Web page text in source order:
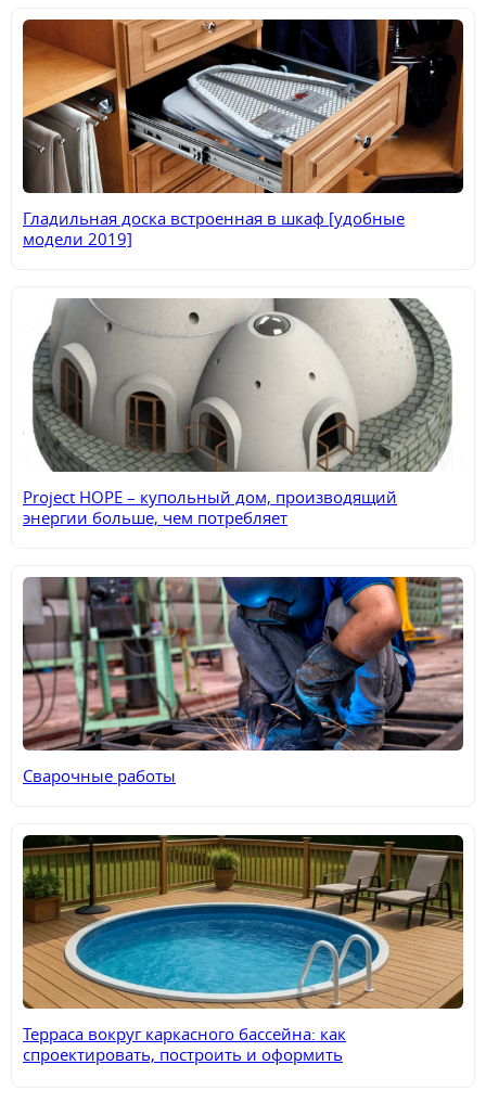
Гладильная доска встроенная в шкаф [удобные
модели 2019]
Project HOPE – купольный дом, производящий
энергии больше, чем потребляет
Сварочные работы
Терраса вокруг каркасного бассейна: как
спроектировать, построить и оформить